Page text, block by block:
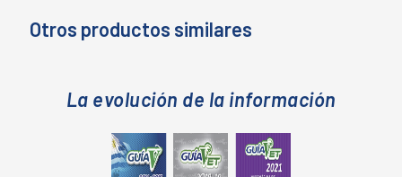
Otros productos similares
La evolución de la información